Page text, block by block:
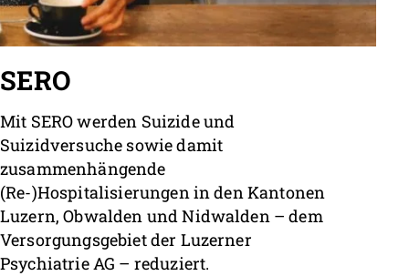
SERO
Mit SERO werden Suizide und
Suizidversuche sowie damit
zusammenhängende
(Re-)Hospitalisierungen in den Kantonen
Luzern, Obwalden und Nidwalden – dem
Versorgungsgebiet der Luzerner
Psychiatrie AG – reduziert.